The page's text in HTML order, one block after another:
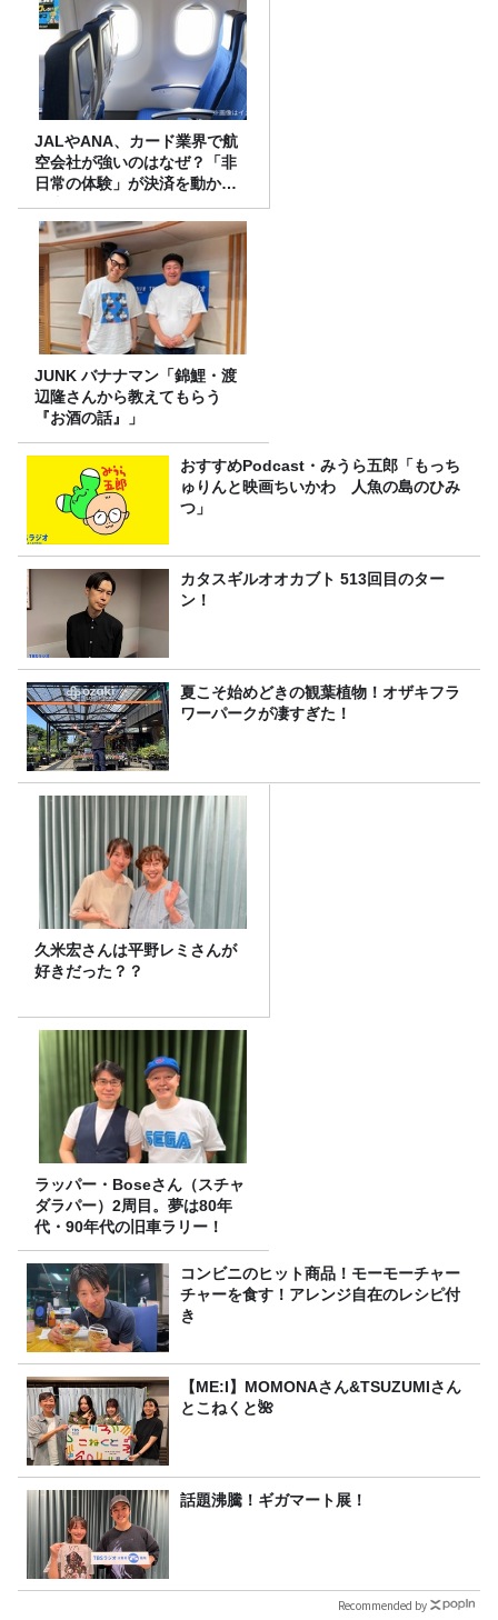
JALやANA、カード業界で航
空会社が強いのはなぜ？「非
日常の体験」が決済を動かす
理由
JUNK バナナマン「錦鯉・渡
辺隆さんから教えてもらう
『お酒の話』」
おすすめPodcast・みうら五郎「もっち
ゅりんと映画ちいかわ 人魚の島のひみ
つ」
カタスギルオオカブト 513回目のター
ン！
夏こそ始めどきの観葉植物！オザキフラ
ワーパークが凄すぎた！
久米宏さんは平野レミさんが
好きだった？？
ラッパー・Boseさん（スチャ
ダラパー）2周目。夢は80年
代・90年代の旧車ラリー！
コンビニのヒット商品！モーモーチャー
チャーを食す！アレンジ自在のレシピ付
き
【ME:I】MOMONAさん&TSUZUMIさん
とこねくと🌺
話題沸騰！ギガマート展！
Recommended by